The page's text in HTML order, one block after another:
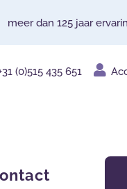
meer dan 125 jaar
(0)515 435 651